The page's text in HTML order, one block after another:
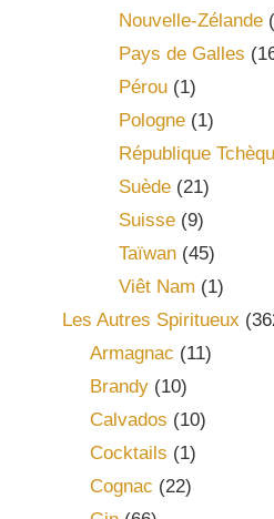
Nouvelle-Zélande
Pays de Galles
Pérou(1)
Pologne(1)
République
Suède(21)
Suisse(9)
Taïwan(45)
Viêt Nam (1)
Les Autres Spiritueux
Armagnac (11)
Brandy (10)
Calvados (10)
Cocktails (1)
Cognac (22)